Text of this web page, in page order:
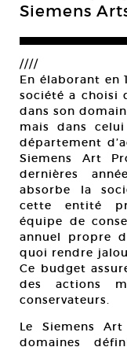
Siemens
////
En élaborant en
société a choisi
dans son
mais dans
département
Siemens Art
dernières
absorbe la
cette entité
équipe de
annuel propre
quoi rendre
Ce budget
des actions
conservateurs.
Le Siemens
domaines